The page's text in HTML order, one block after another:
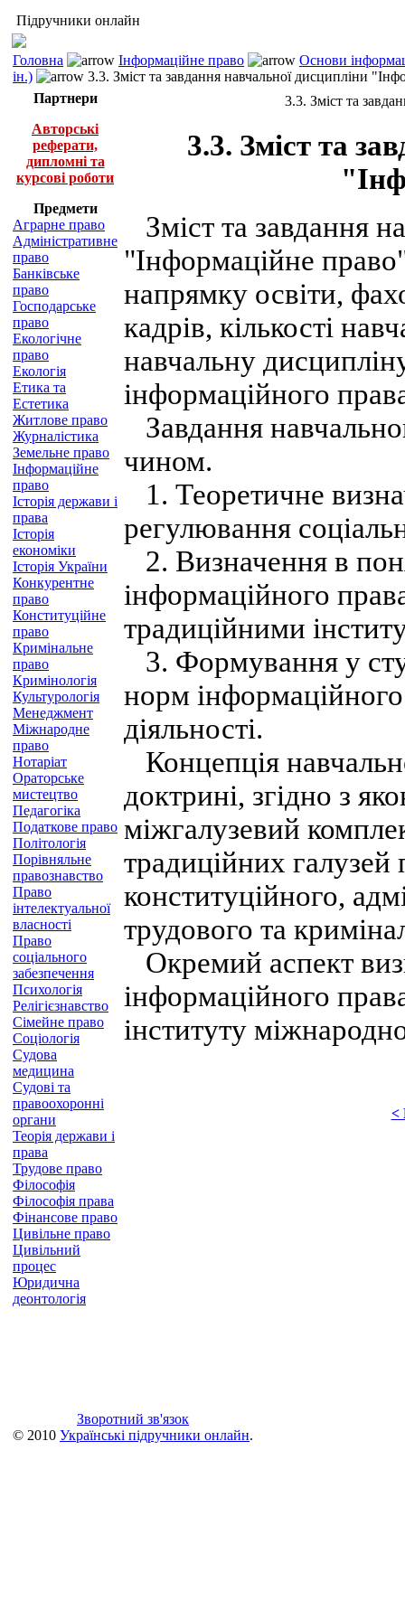
Підручники онлайн
Головна Інформаційне право
Основи
ін.)
3.3. Зміст та завдання навчальної дисципліни
Партнери
Авторські
реферати,
дипломні та
курсові роботи
Предмети
Аграрне право
Адміністративне
право
Банківське
право
Господарське
право
Екологічне
право
Екологія
Етика та
Естетика
Житлове право
Журналістика
Земельне право
Інформаційне
право
Історія держави і
права
Історія
економіки
Історія України
Конкурентне
право
Конституційне
право
Кримінальне
право
Кримінологія
Культурологія
Менеджмент
Міжнародне
право
Нотаріат
Ораторське
мистецтво
Педагогіка
Податкове право
Політологія
Порівняльне
правознавство
Право
інтелектуальної
власності
Право
соціального
забезпечення
Психологія
Релігієзнавство
Сімейне право
Соціологія
Судова
медицина
Судові та
правоохоронні
органи
Теорія держави і
права
Трудове право
Філософія
Філософія права
Фінансове право
Цивільне право
Цивільний
процес
Юридична
деонтологія
3.3. Зміст та
3.3. Зміст та
Зміст та завдання
"Інформаційне
напрямку освіти,
кадрів, кількості
навчальну
інформаційного
Завдання
чином.
1. Теоретичне
регулювання
2. Визначення в
інформаційного
традиційними
3. Формування у
норм
діяльності.
Концепція
доктрині, згідно з
міжгалузевий
традиційних галузей
конституційного,
трудового та
Окремий аспект
інформаційного
інституту
<
Зворотний зв'язок
© 2010 Українські підручники онлайн.